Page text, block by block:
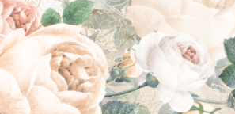
(マザーズドレス)
中学生・高校生向け
ドレス（140〜160サイ